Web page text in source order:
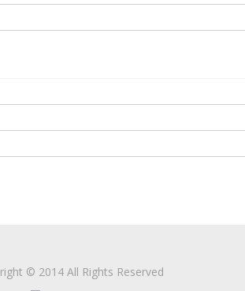
© 2014 All Rights Reserved